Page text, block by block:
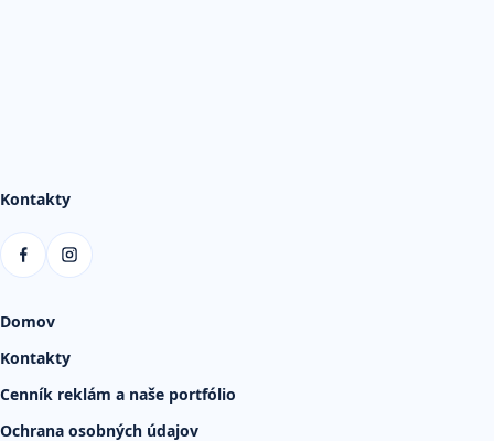
Kontakty
Domov
Kontakty
Cenník reklám a naše portfólio
Ochrana osobných údajov